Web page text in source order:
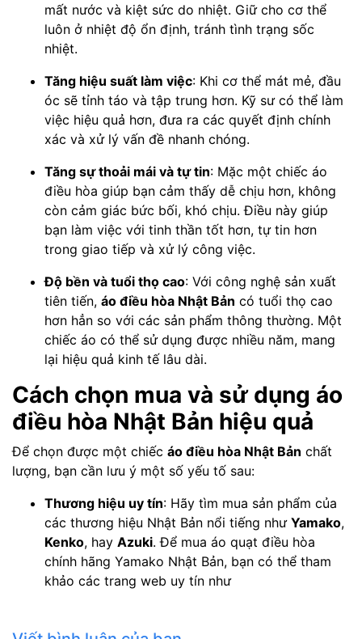
mất nước và kiệt sức do nhiệt. Giữ cho cơ thể
luôn ở nhiệt độ ổn định, tránh tình trạng sốc
nhiệt.
Tăng hiệu suất làm việc: Khi cơ thể mát mẻ, đầu
óc sẽ tỉnh táo và tập trung hơn. Kỹ sư có thể làm
việc hiệu quả hơn, đưa ra các quyết định chính
xác và xử lý vấn đề nhanh chóng.
Tăng sự thoải mái và tự tin: Mặc một chiếc áo
điều hòa giúp bạn cảm thấy dễ chịu hơn, không
còn cảm giác bức bối, khó chịu. Điều này giúp
bạn làm việc với tinh thần tốt hơn, tự tin hơn
trong giao tiếp và xử lý công việc.
Độ bền và tuổi thọ cao: Với công nghệ sản xuất
tiên tiến, áo điều hòa Nhật Bản có tuổi thọ cao
hơn hẳn so với các sản phẩm thông thường. Một
chiếc áo có thể sử dụng được nhiều năm, mang
lại hiệu quả kinh tế lâu dài.
Cách chọn mua và sử dụng áo
điều hòa Nhật Bản hiệu quả
Để chọn được một chiếc áo điều hòa Nhật Bản chất
lượng, bạn cần lưu ý một số yếu tố sau:
Thương hiệu uy tín: Hãy tìm mua sản phẩm của
các thương hiệu Nhật Bản nổi tiếng như Yamako,
Kenko, hay Azuki. Để mua áo quạt điều hòa
chính hãng Yamako Nhật Bản, bạn có thể tham
khảo các trang web uy tín như